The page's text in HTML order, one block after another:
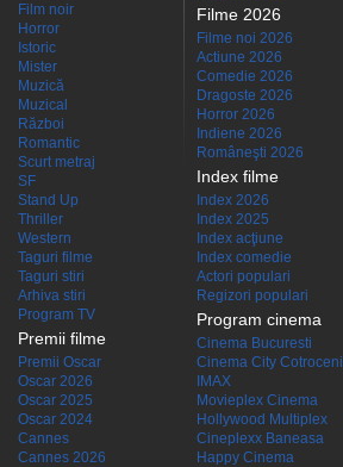
Film noir
Horror
Istoric
Mister
Muzică
Muzical
Război
Romantic
Scurt metraj
SF
Stand Up
Thriller
Western
Taguri filme
Taguri stiri
Arhiva stiri
Program TV
Premii filme
Premii Oscar
Oscar 2026
Oscar 2025
Oscar 2024
Cannes
Cannes 2026
Filme 2026
Filme noi 2026
Actiune 2026
Comedie 2026
Dragoste 2026
Horror 2026
Indiene 2026
Româneşti 2026
Index filme
Index 2026
Index 2025
Index acţiune
Index comedie
Actori populari
Regizori populari
Program cinema
Cinema Bucuresti
Cinema City Cotroceni
IMAX
Movieplex Cinema
Hollywood Multiplex
Cineplexx Baneasa
Happy Cinema